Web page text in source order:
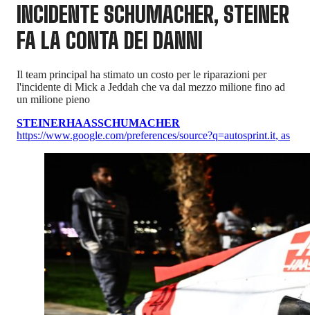
INCIDENTE SCHUMACHER, STEINER
FA LA CONTA DEI DANNI
Il team principal ha stimato un costo per le riparazioni per
l'incidente di Mick a Jeddah che va dal mezzo milione fino ad
un milione pieno
STEINERHAASSCHUMACHER
https://www.google.com/preferences/source?q=autosprint.it, as